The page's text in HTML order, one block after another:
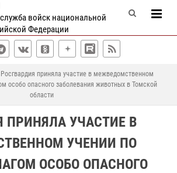
войск национальной
Федерации
Росгвардия приняла участие в межведомственном
особо опасного заболевания животных в Томской
области
ПРИНЯЛА УЧАСТИЕ В
УЧЕНИИ ПО
ОСОБО ОПАСНОГО